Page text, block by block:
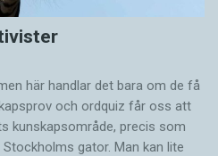
här handlar det bara om de få
och ordquiz får oss att
kunskapsområde, precis som
gator. Man kan lite